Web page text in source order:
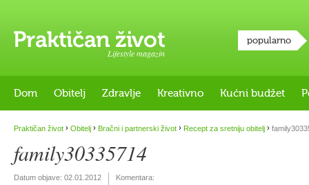
Lifestyle magazin
popularno
Dom Obitelj Zdravlje Kreativno Kućni budžet
Praktičan život › Obitelj › Bračni i partnerski život › Recept za sretniju obitelj ›
family30335714
Datum objave: 02.01.2012 Komentara: